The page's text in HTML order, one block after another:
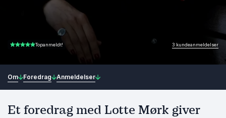
5.00 ud af 5Topanmeldt! 3 kundeanmeldelser
Om Foredrag Anmeldelser
Et foredrag med Lotte Mørk giver